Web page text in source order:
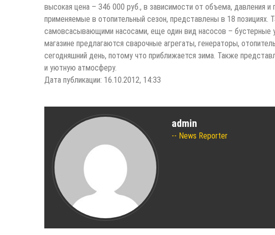
высокая цена – 346 000 руб., в зависимости от объема, давления и
применяемые в отопительный сезон, представлены в 18
самовсасывающими насосами, еще один вид насосов – бустерные
магазине предлагаются сварочные агрегаты, генераторы,
сегодняшний день, потому что приближается зима. Также
и уютную атмосферу.
Дата публикации: 16.10.2012, 14:33
admin
News Reporter